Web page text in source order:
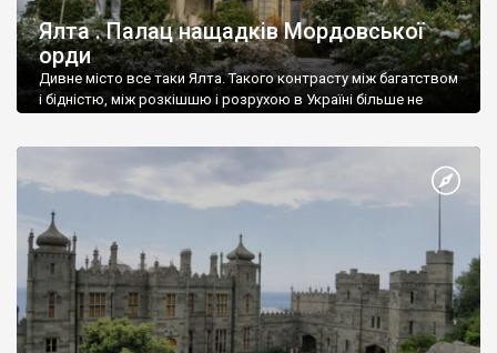
Ялта . Палац нащадків Мордовської
орди
Дивне місто все таки Ялта. Такого контрасту між багатством
і бідністю, між розкішшю і розрухою в Україні більше не